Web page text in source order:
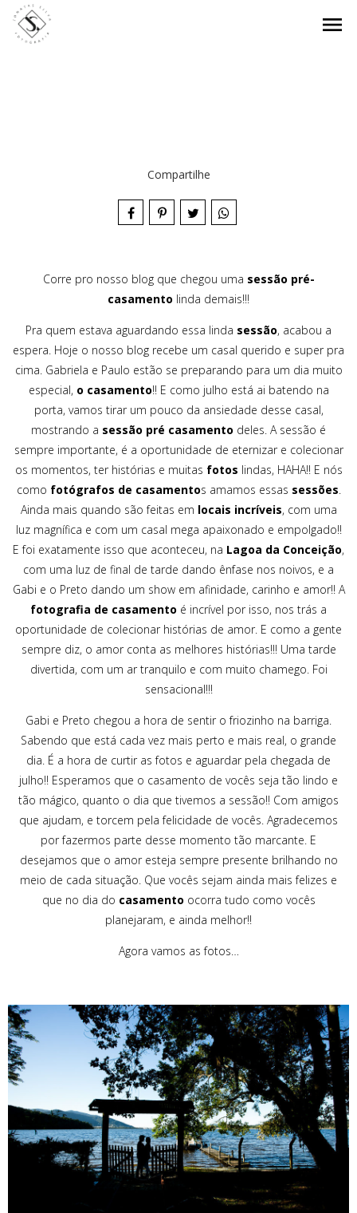
menu
Compartilhe
Corre pro nosso blog que chegou uma sessão pré-
casamento linda demais!!!
Pra quem estava aguardando essa linda sessão, acabou a
espera. Hoje o nosso blog recebe um casal querido e super pra
cima. Gabriela e Paulo estão se preparando para um dia muito
especial, o casamento!! E como julho está ai batendo na
porta, vamos tirar um pouco da ansiedade desse casal,
mostrando a sessão pré casamento deles. A sessão é
sempre importante, é a oportunidade de eternizar e colecionar
os momentos, ter histórias e muitas fotos lindas, HAHA!! E nós
como fotógrafos de casamentos amamos essas sessões.
Ainda mais quando são feitas em locais incríveis, com uma
luz magnífica e com um casal mega apaixonado e empolgado!!
E foi exatamente isso que aconteceu, na Lagoa da Conceição,
com uma luz de final de tarde dando ênfase nos noivos, e a
Gabi e o Preto dando um show em afinidade, carinho e amor!! A
fotografia de casamento é incrível por isso, nos trás a
oportunidade de colecionar histórias de amor. E como a gente
sempre diz, o amor conta as melhores histórias!!! Uma tarde
divertida, com um ar tranquilo e com muito chamego. Foi
sensacional!!!
Gabi e Preto chegou a hora de sentir o friozinho na barriga.
Sabendo que está cada vez mais perto e mais real, o grande
dia. É a hora de curtir as fotos e aguardar pela chegada de
julho!! Esperamos que o casamento de vocês seja tão lindo e
tão mágico, quanto o dia que tivemos a sessão!! Com amigos
que ajudam, e torcem pela felicidade de vocês. Agradecemos
por fazermos parte desse momento tão marcante. E
desejamos que o amor esteja sempre presente brilhando no
meio de cada situação. Que vocês sejam ainda mais felizes e
que no dia do casamento ocorra tudo como vocês
planejaram, e ainda melhor!!
Agora vamos as fotos…